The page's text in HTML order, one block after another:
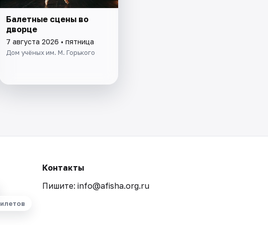
Балетные сцены во
дворце
7 августа 2026 • пятница
Дом учёных им. М. Горького
Контакты
Пишите: info@afisha.org.ru